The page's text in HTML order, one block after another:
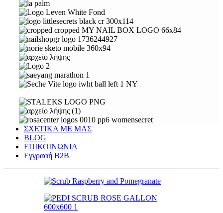
ΣΧΕΤΙΚΑ ΜΕ ΜΑΣ
BLOG
ΕΠΙΚΟΙΝΩΝΙΑ
Εγγραφή Β2Β